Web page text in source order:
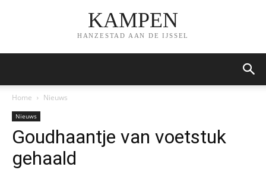
KAMPEN
HANZESTAD AAN DE IJSSEL
Home Nieuws
Nieuws
Goudhaantje van voetstuk
gehaald